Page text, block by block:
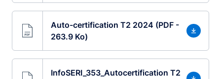
Auto-certification T2 2024 (PDF -
263.9 Ko)
InfoSERI_353_Autocertification T2